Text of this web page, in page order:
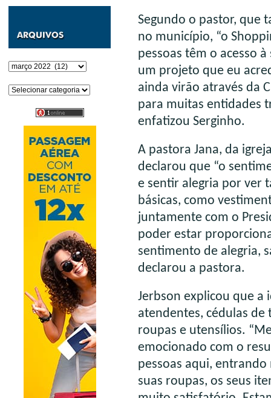
Arquivos
Categorias
Segundo o pastor, que
no município, “o
pessoas têm o acesso
um projeto que eu
ainda virão através da
para muitas entidades
enfatizou Serginho.
A pastora Jana, da
declarou que “o
e sentir alegria por ver
básicas, como
juntamente com o
poder estar
sentimento de alegria,
declarou a pastora.
Jerbson explicou que a
atendentes, cédulas de
roupas e utensílios.
emocionado com o
pessoas aqui,
suas roupas, os seus